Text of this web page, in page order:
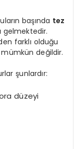
başında tez
gelmektedir.
farklı olduğu
değildir.
şunlardır:
düzeyi